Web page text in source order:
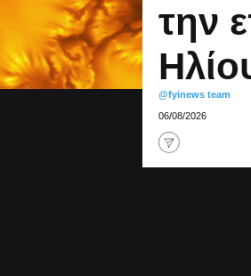
την
@fyinews team
06/08/2026